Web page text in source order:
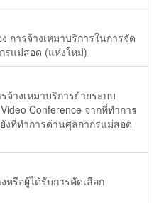
การจ้างเหมาบริการในการจัด
รแม่สอด (แห่งใหม่)
จ้างเหมาบริการย้ายระบบ
Conference จากที่ทำการ
งที่ทำการด่านศุลกากรแม่สอด
รือผู้ได้รับการคัดเลือก